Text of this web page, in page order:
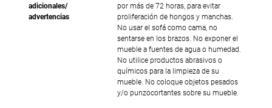
adicionales/
advertencias
por más de 72 horas, para evitar
proliferación de hongos y manchas.
No usar el sofá como cama, no
sentarse en los brazos. No exponer el
mueble a fuentes de agua o humedad.
No utilice productos abrasivos o
químicos para la limpieza de su
mueble. No coloque objetos pesados
y/o punzocortantes sobre su mueble.